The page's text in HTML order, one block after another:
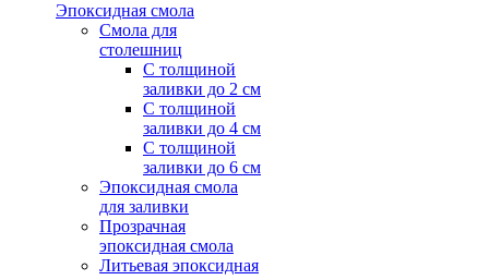
Эпоксидная смола
Смола для
столешниц
С толщиной
заливки до 2 см
С толщиной
заливки до 4 см
С толщиной
заливки до 6 см
Эпоксидная смола
для заливки
Прозрачная
эпоксидная смола
Литьевая эпоксидная